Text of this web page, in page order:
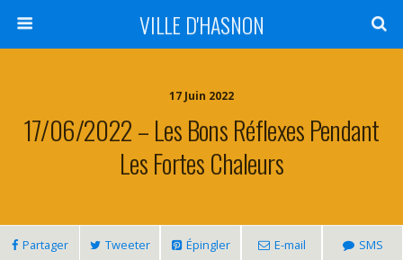
VILLE D'HASNON
17 Juin 2022
17/06/2022 – Les Bons Réflexes Pendant
Les Fortes Chaleurs
Partager Tweeter Épingler E-mail SMS